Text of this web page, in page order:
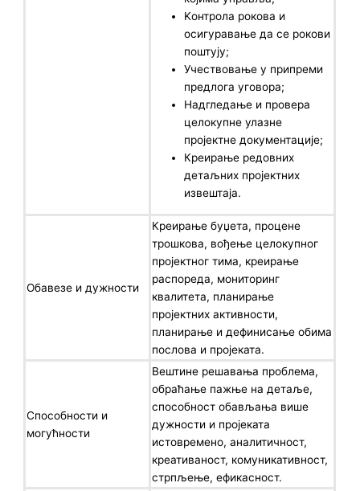
Kонтрола рокова и
осигуравање да се рокови
поштују;
Учествовање у припреми
предлога уговора;
Надгледање и провера
целокупне улазне
пројектне документације;
Креирање редовних
детаљних пројектних
извештаја.
Обавезе и дужности
Креирање буџета, процене
трошкова, вођење целокупног
пројектног тима, креирање
распореда, мониторинг
квалитета, планирање
пројектних активности,
планирање и дефинисање обима
послова и пројеката.
Способности и
могућности
Вештине решавања проблема,
обраћање пажње на детаље,
способност обављања више
дужности и пројеката
истовремено, аналитичност,
креативаност, комуникативност,
стрпљење, ефикасност.